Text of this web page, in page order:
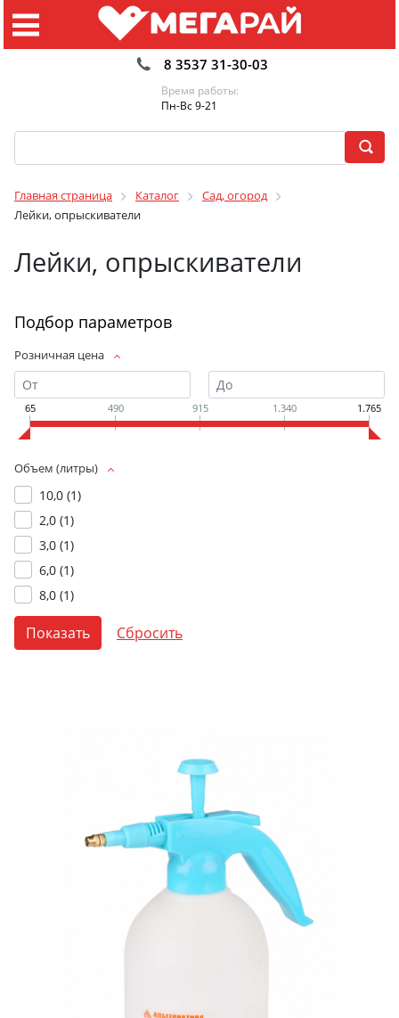
8 3537 31-30-03
Время работы:
Пн-Вс 9-21
Главная страница Каталог
Сад, огород
Лейки, опрыскиватели
Лейки, опрыскиватели
Подбор параметров
Розничная цена
65 490 915 1.340 1.765
Объем (литры)
10,0 (1)
2,0 (1)
3,0 (1)
6,0 (1)
8,0 (1)